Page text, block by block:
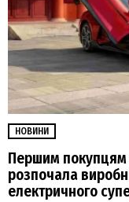
НОВИНИ
Першим покупцям
розпочала
електричного